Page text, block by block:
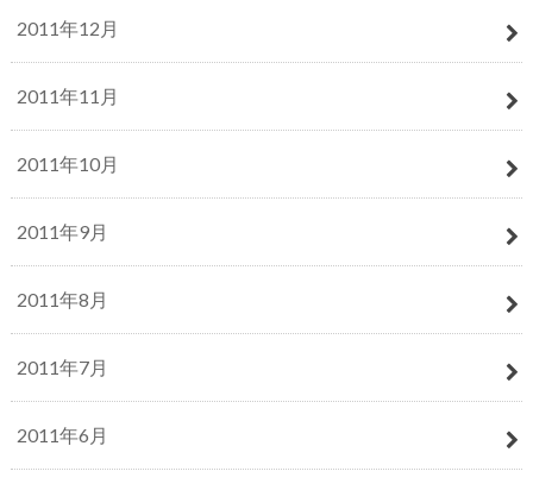
2011年12月
2011年11月
2011年10月
2011年9月
2011年8月
2011年7月
2011年6月